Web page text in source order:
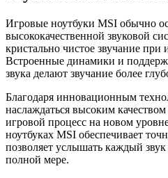
Игровые ноутбуки MSI обычно
высококачественной звуковой
кристально чистое звучание при
Встроенные динамики и
звука делают звучание более
Благодаря инновационным
наслаждаться высоким
игровой процесс на новом
ноутбуках MSI обеспечивает
позволяет услышать каждый
полной мере.